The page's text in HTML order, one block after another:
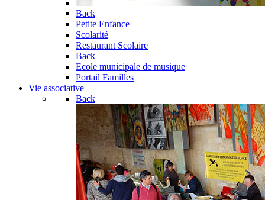
Back
Petite Enfance
Scolarité
Restaurant Scolaire
Back
Ecole municipale de musique
Portail Familles
Vie associative
Back